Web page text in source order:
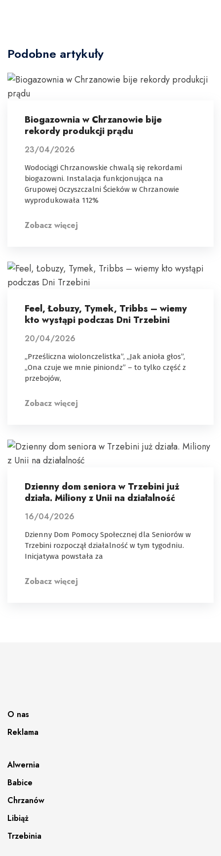
Podobne artykuły
Biogazownia w Chrzanowie bije
rekordy produkcji prądu
23/04/2026
Wodociągi Chrzanowskie chwalą się rekordami
biogazowni. Instalacja funkcjonująca na
Grupowej Oczyszczalni Ścieków w Chrzanowie
wyprodukowała 112%
Zobacz więcej
Feel, Łobuzy, Tymek, Tribbs – wiemy
kto wystąpi podczas Dni Trzebini
20/04/2026
„Prześliczna wiolonczelistka”, „Jak anioła głos”,
„Ona czuje we mnie piniondz” – to tylko część z
przebojów,
Zobacz więcej
Dzienny dom seniora w Trzebini już
działa. Miliony z Unii na działalność
16/04/2026
Dzienny Dom Pomocy Społecznej dla Seniorów w
Trzebini rozpoczął działalność w tym tygodniu.
Inicjatywa powstała za
Zobacz więcej
O nas
Reklama
Alwernia
Babice
Chrzanów
Libiąż
Trzebinia